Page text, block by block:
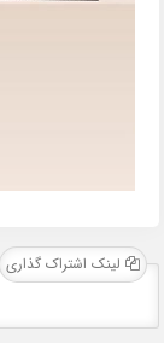
لینک اشتراک گذاری